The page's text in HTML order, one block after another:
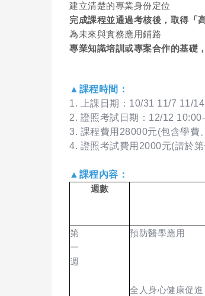
建立清楚的專業身份定位
完成課程並通過考核後，取得「
為未來與實務應用鋪路
專業知識培訓或專案合作的基礎
▲課程時間：
1. 上課日期：10/31 11/7 11/
2. 證照考試日期：12/12
3. 課程費用28000元(包含學費
4. 證照考試費用2000元(請於
▲課程內容：
週數
第
一
週
預防醫學應用
全人身心健康促進